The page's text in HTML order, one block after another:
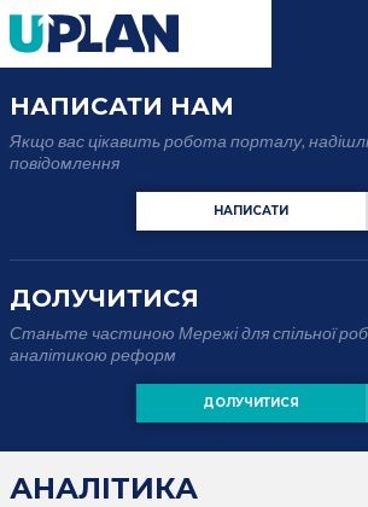
НАПИСАТИ НАМ
Якщо вас цікавить робота порталу,
повідомлення
НАПИСАТИ
ДОЛУЧИТИСЯ
Станьте частиною Мережі для спільної
аналітикою реформ
ДОЛУЧИТИСЯ
АНАЛІТИКА